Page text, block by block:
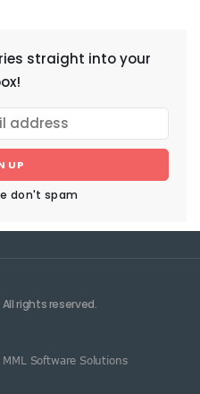
straight into your
UP
don't spam
rights reserved.
Software Solutions